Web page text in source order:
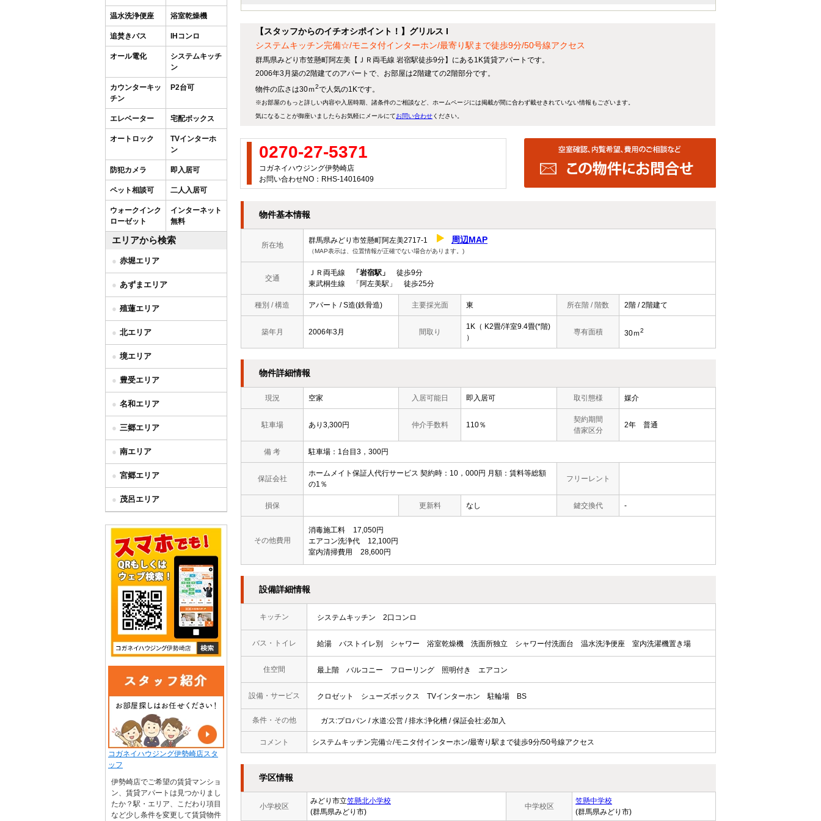
【スタッフからのイチオシポイント！】グリルス I
システムキッチン完備☆/モニタ付インターホン/最寄り駅まで徒歩9分/50号線アクセス
群馬県みどり市笠懸町阿左美【ＪＲ両毛線 岩宿駅徒歩9分】にある1K賃貸アパートです。
2006年3月築の2階建てのアパートで、お部屋は2階建ての2階部分です。
物件の広さは30ｍ2で人気の1Kです。
※お部屋のもっと詳しい内容や入居時期、諸条件のご相談など、ホームページには掲載が間に合わず載せきれていない情報もございます。
気になることが御座いましたらお気軽にメールにてお問い合わせください。
0270-27-5371
コガネイハウジング伊勢崎店
お問い合わせNO：RHS-14016409
物件基本情報
所在地
群馬県みどり市笠懸町阿左美2717-1 周辺MAP
（MAP表示は、位置情報が正確でない場合があります。)
交通
ＪＲ両毛線 「岩宿駅」
徒歩9分
東武桐生線 「阿左美駅」 徒歩25分
種別 / 構造 アパート / S造(鉄骨造) 主要採光面 東 所在階 / 階数 2階 / 2階建て
築年月 2006年3月 間取り
1K（ K2畳/洋室9.4畳(*階)
）
専有面積 30ｍ2
物件詳細情報
現況 空家 入居可能日 即入居可 取引態様 媒介
駐車場 あり3,300円 仲介手数料 110％
契約期間
借家区分
2年 普通
備 考 駐車場：1台目3，300円
保証会社
ホームメイト保証人代行サービス 契約時：10，000円 月額：賃料等総額
の1％
フリーレント
損保 更新料 なし 鍵交換代 -
その他費用
消毒施工料
17,050円
エアコン洗浄代
12,100円
室内清掃費用
28,600円
設備詳細情報
キッチン システムキッチン 2口コンロ
バス・トイレ 給湯 バストイレ別 シャワー 浴室乾燥機 洗面所独立 シャワー付洗面台 温水洗浄便座 室内洗濯機置き場
住空間 最上階 バルコニー フローリング 照明付き エアコン
設備・サービス クロゼット シューズボックス TVインターホン 駐輪場 BS
条件・その他 ガス:プロパン / 水道:公営 / 排水:浄化槽 / 保証会社:必加入
コメント システムキッチン完備☆/モニタ付インターホン/最寄り駅まで徒歩9分/50号線アクセス
学区情報
小学校区
みどり市立笠懸北小学校
(群馬県みどり市)
中学校区
笠懸中学校
(群馬県みどり市)
温水洗浄便座 浴室乾燥機
追焚きバス IHコンロ
オール電化
システムキッチ
ン
カウンターキッ
チン
P2台可
エレベーター 宅配ボックス
オートロック
TVインターホ
ン
防犯カメラ 即入居可
ペット相談可 二人入居可
ウォークインク
ローゼット
インターネット
無料
エリアから検索
赤堀エリア
あずまエリア
殖蓮エリア
北エリア
境エリア
豊受エリア
名和エリア
三郷エリア
南エリア
宮郷エリア
茂呂エリア
コガネイハウジング伊勢崎店スタ
ッフ
伊勢崎店でご希望の賃貸マンショ
ン、賃貸アパートは見つかりまし
たか？駅・エリア、こだわり項目
など少し条件を変更して賃貸物件